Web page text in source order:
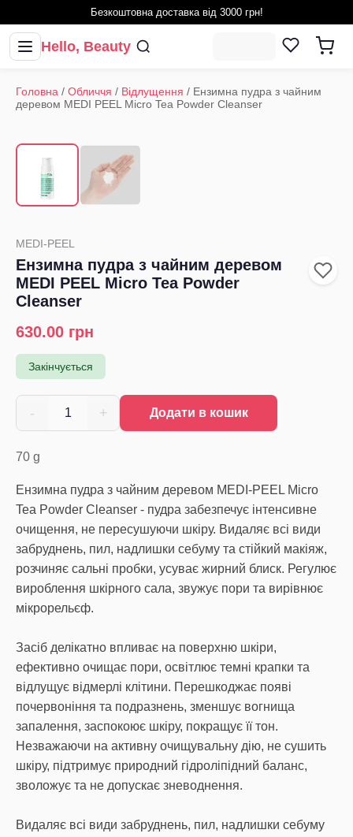
Безкоштовна доставка від 3000 грн!
Hello, Beauty
Головна / Обличчя / Відлущення / Ензимна пудра з чайним
деревом MEDI PEEL Micro Tea Powder Cleanser
MEDI-PEEL
Ензимна пудра з чайним деревом
MEDI PEEL Micro Tea Powder
Cleanser
630.00 грн
Закінчується
- 1 + Додати в кошик
70 g
Ензимна пудра з чайним деревом MEDI-PEEL Micro
Tea Powder Cleanser - пудра забезпечує інтенсивне
очищення, не пересушуючи шкіру. Видаляє всі види
забруднень, пил, надлишки себуму та стійкий макіяж,
розчиняє сальні пробки, усуває жирний блиск. Регулює
вироблення шкірного сала, звужує пори та вирівнює
мікрорельєф.
Засіб делікатно впливає на поверхню шкіри,
ефективно очищає пори, освітлює темні крапки та
відлущує відмерлі клітини. Перешкоджає появі
почервоніння та подразнень, зменшує вогнища
запалення, заспокоює шкіру, покращує її тон.
Незважаючи на активну очищувальну дію, не сушить
шкіру, підтримує природний гідроліпідний баланс,
зволожує та не допускає зневоднення.
Видаляє всі види забруднень, пил, надлишки себуму